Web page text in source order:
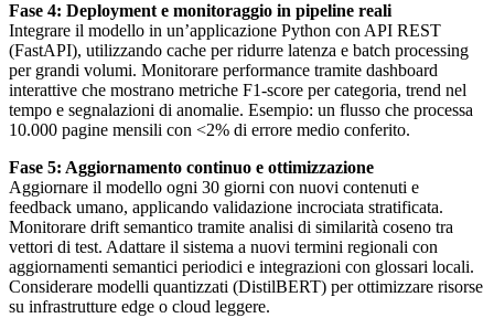
Fase 4: Deployment e monitoraggio in pipeline reali
Integrare il modello in un’applicazione Python con API REST
(FastAPI), utilizzando cache per ridurre latenza e batch processing
per grandi volumi. Monitorare performance tramite dashboard
interattive che mostrano metriche F1-score per categoria, trend nel
tempo e segnalazioni di anomalie. Esempio: un flusso che processa
10.000 pagine mensili con <2% di errore medio conferito.
Fase 5: Aggiornamento continuo e ottimizzazione
Aggiornare il modello ogni 30 giorni con nuovi contenuti e
feedback umano, applicando validazione incrociata stratificata.
Monitorare drift semantico tramite analisi di similarità coseno tra
vettori di test. Adattare il sistema a nuovi termini regionali con
aggiornamenti semantici periodici e integrazioni con glossari locali.
Considerare modelli quantizzati (DistilBERT) per ottimizzare risorse
su infrastrutture edge o cloud leggere.